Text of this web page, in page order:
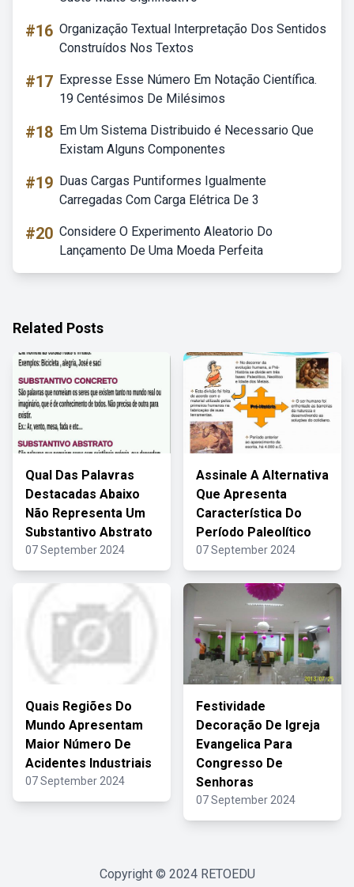
#16 Organização Textual Interpretação Dos Sentidos
Construídos Nos Textos
#17 Expresse Esse Número Em Notação Científica.
19 Centésimos De Milésimos
#18 Em Um Sistema Distribuido é Necessario Que
Existam Alguns Componentes
#19 Duas Cargas Puntiformes Igualmente
Carregadas Com Carga Elétrica De 3
#20 Considere O Experimento Aleatorio Do
Lançamento De Uma Moeda Perfeita
Related Posts
Qual Das Palavras
Destacadas Abaixo
Não Representa Um
Substantivo Abstrato
07 September 2024
Assinale A Alternativa
Que Apresenta
Característica Do
Período Paleolítico
07 September 2024
Quais Regiões Do
Mundo Apresentam
Maior Número De
Acidentes Industriais
07 September 2024
Festividade
Decoração De Igreja
Evangelica Para
Congresso De
Senhoras
07 September 2024
Copyright © 2024 RETOEDU